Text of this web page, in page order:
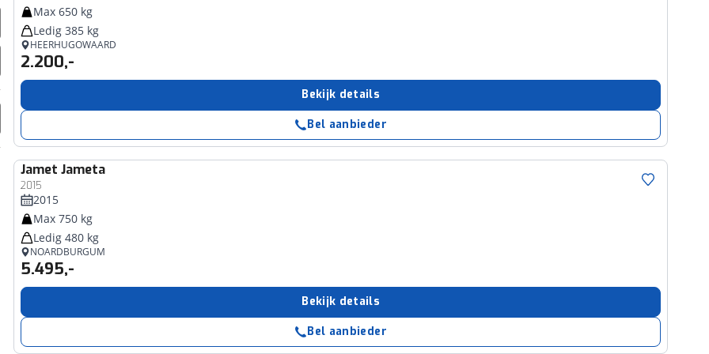
Max 650 kg
Ledig 385 kg
HEERHUGOWAARD
2.200,-
Bekijk details
Bel aanbieder
Jamet Jameta
2015
2015
Max 750 kg
Ledig 480 kg
NOARDBURGUM
5.495,-
Bekijk details
Bel aanbieder